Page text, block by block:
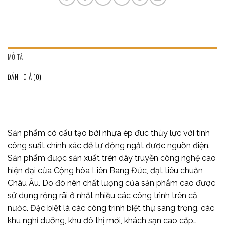
MÔ TẢ
ĐÁNH GIÁ (0)
Sản phẩm có cấu tạo bởi nhựa ép đúc thủy lực với tính
công suất chính xác để tự động ngắt được nguồn điện.
Sản phẩm được sản xuất trên dây truyền công nghệ cao
hiện đại của Cộng hòa Liên Bang Đức, đạt tiêu chuẩn
Châu Âu. Do đó nên chất lượng của sản phẩm cao được
sử dụng rộng rãi ở nhất nhiều các công trình trên cả
nước. Đặc biệt là các công trình biệt thự sang trọng, các
khu nghỉ dưỡng, khu đô thị mới, khách sạn cao cấp…